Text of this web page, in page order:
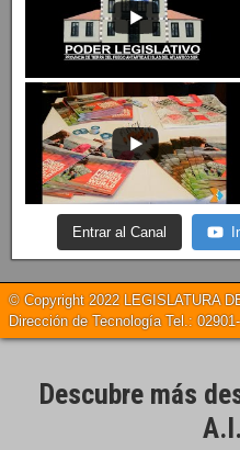
Entrar al Canal
© Copyright 2022 LEGISLATURA
Dirección de Tecnología Tel.:
Descubre más